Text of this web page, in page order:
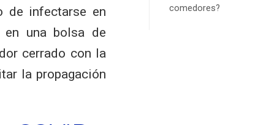
comedores?
de infectarse en
en una bolsa de
cerrado con la
la propagación